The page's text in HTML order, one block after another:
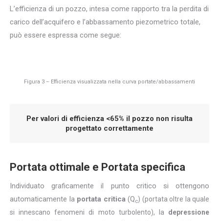
L’efficienza di un pozzo, intesa come rapporto tra la perdita di
carico dell’acquifero e l’abbassamento piezometrico totale,
può essere espressa come segue:
Figura 3 – Efficienza visualizzata nella curva portate/abbassamenti
Per valori di efficienza <65% il pozzo non risulta
progettato correttamente
Portata ottimale e Portata specifica
Individuato graficamente il punto critico si ottengono
automaticamente la portata critica(Qc) (portata oltre la quale
si innescano fenomeni di moto turbolento), la depressione